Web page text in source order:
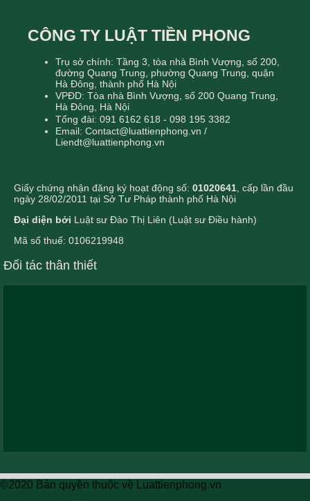
CÔNG TY LUẬT TIỀN PHONG
Trụ sở chính: Tầng 3, tòa nhà Bình Vượng, số 200,
đường Quang Trung, phường Quang Trung, quận
Hà Đông, thành phố Hà Nội
VPĐD: Tòa nhà Bình Vượng, số 200 Quang Trung,
Hà Đông, Hà Nội
Tổng đài: 091 6162 618 - 098 195 3382
Email: Contact@luattienphong.vn /
Liendt@luattienphong.vn
Giấy chứng nhận đăng ký hoạt động số: 01020641, cấp lần đầu
ngày 28/02/2011 tại Sở Tư Pháp thành phố Hà Nội
Đại diện bởi Luật sư Đào Thị Liên (Luật sư Điều hành)
Mã số thuế: 0106219948
Đối tác thân thiết
©2020 Bản quyền thuộc về Luattienphong.vn